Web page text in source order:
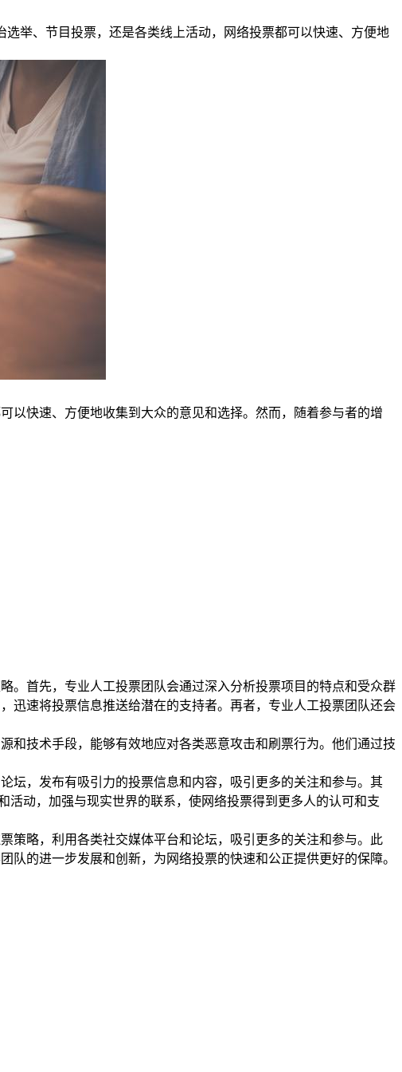
举、节目投票，还是各类线上活动，网络投票都可以快速、方便地
以快速、方便地收集到大众的意见和选择。然而，随着参与者的增
。首先，专业人工投票团队会通过深入分析投票项目的特点和受众群
迅速将投票信息推送给潜在的支持者。再者，专业人工投票团队还会
和技术手段，能够有效地应对各类恶意攻击和刷票行为。他们通过技
坛，发布有吸引力的投票信息和内容，吸引更多的关注和参与。其
动，加强与现实世界的联系，使网络投票得到更多人的认可和支
策略，利用各类社交媒体平台和论坛，吸引更多的关注和参与。此
的进一步发展和创新，为网络投票的快速和公正提供更好的保障。